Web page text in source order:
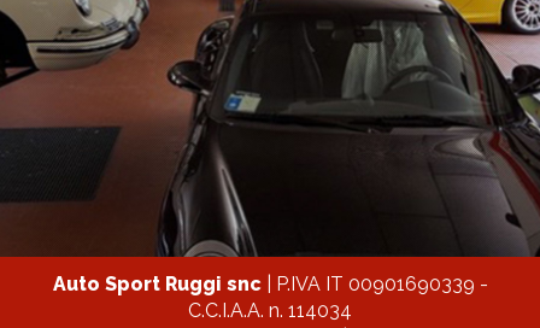
Auto Sport Ruggi snc
| P.IVA IT 00901690339 -
C.C.I.A.A. n. 114034